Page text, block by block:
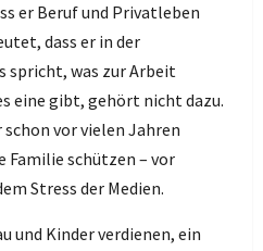
er Beruf und Privatleben
dass er in der
spricht, was zur Arbeit
eine gibt, gehört nicht dazu.
vor vielen Jahren
Familie schützen – vor
Stress der Medien.
und Kinder verdienen, ein